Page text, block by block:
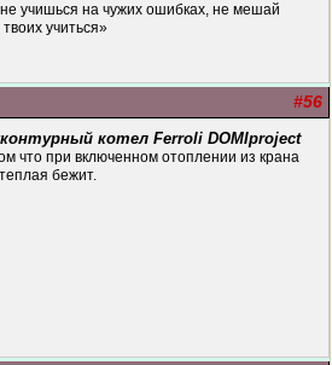
учишься на чужих ошибках, не мешай
учиться»
#56
котел Ferroli DOMIproject
что при включенном отоплении из крана
бежит.